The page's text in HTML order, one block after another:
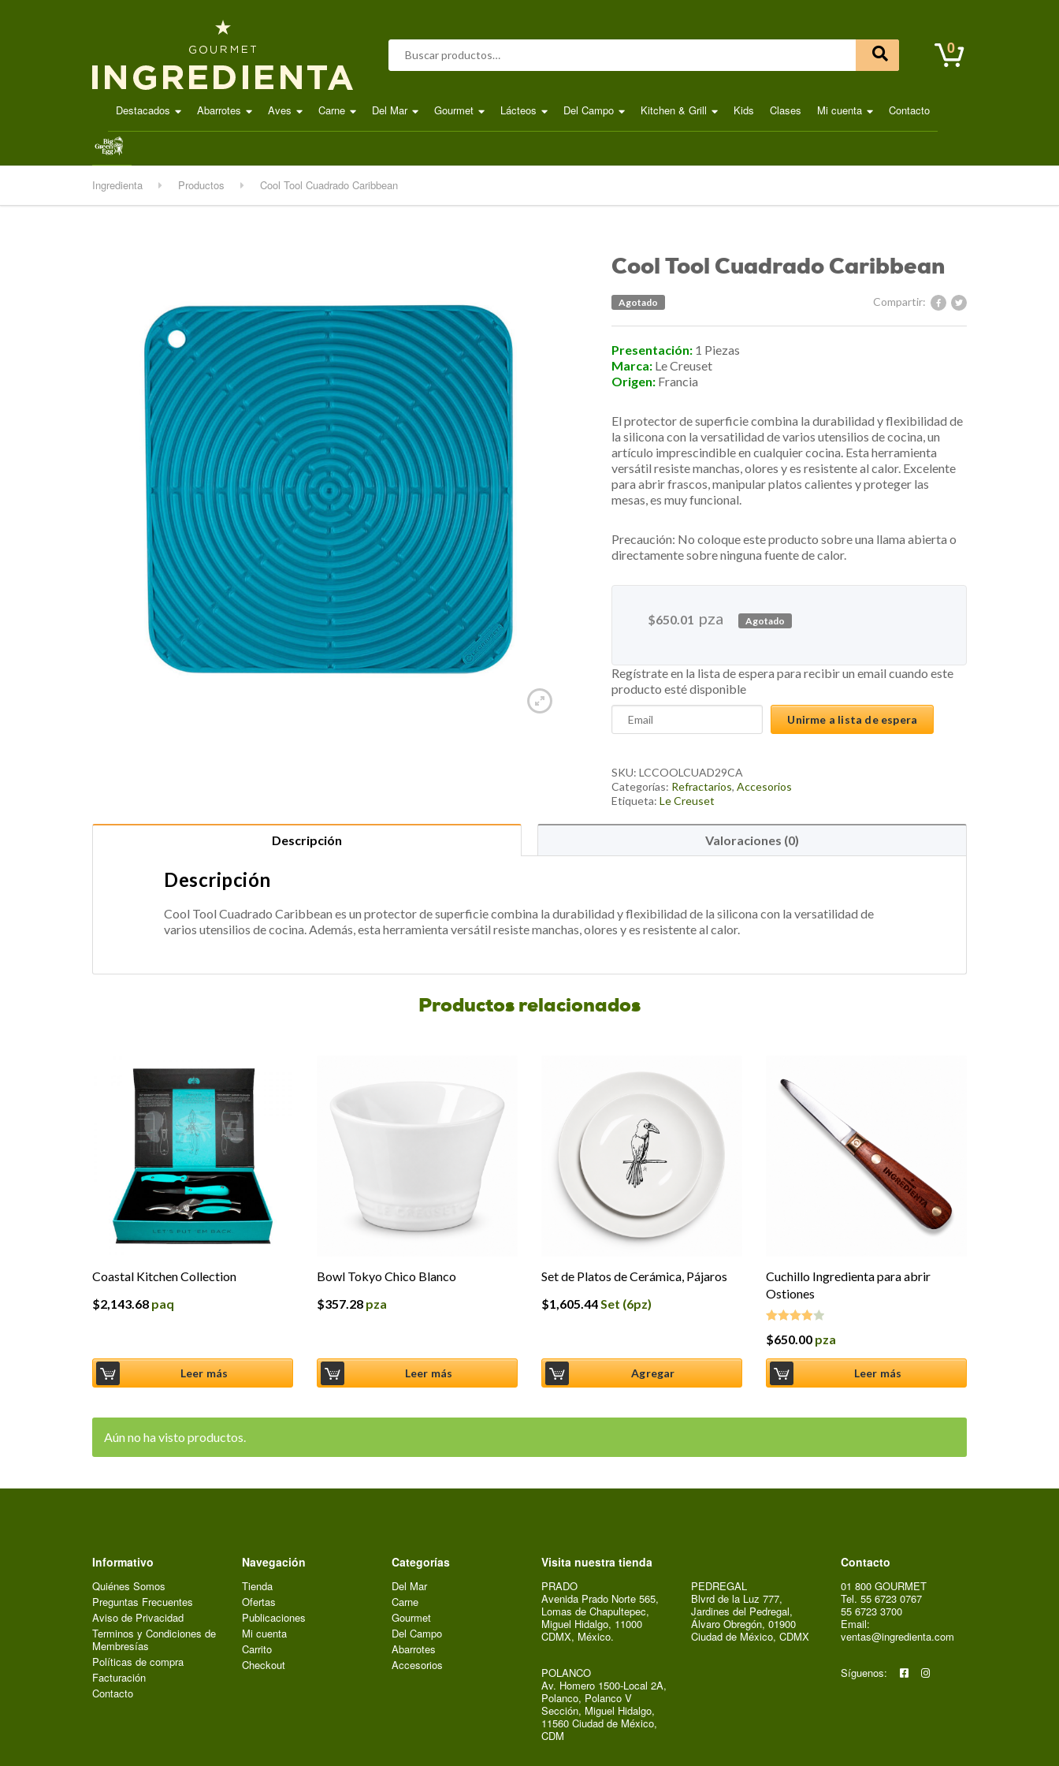
Buscar por: 0
Destacados Abarrotes Aves Carne Del Mar Gourmet Lácteos Del Campo Kitchen & Grill Kids Clases Mi cuenta Contacto
.
Ingredienta Productos Cool Tool Cuadrado Caribbean
Cool Tool Cuadrado Caribbean
Compartir:
Agotado
Presentación: 1 Piezas
Marca: Le Creuset
Origen: Francia
El protector de superficie combina la durabilidad y flexibilidad de
la silicona con la versatilidad de varios utensilios de cocina, un
artículo imprescindible en cualquier cocina. Esta herramienta
versátil resiste manchas, olores y es resistente al calor. Excelente
para abrir frascos, manipular platos calientes y proteger las
mesas, es muy funcional.
Precaución: No coloque este producto sobre una llama abierta o
directamente sobre ninguna fuente de calor.
$650.01 pza Agotado
Regístrate en la lista de espera para recibir un email cuando este
producto esté disponible
Enter
your
address
to
join
the
product
Unirme a lista de espera
SKU:LCCOOLCUAD29CA
Categorías: Refractarios,Accesorios
Etiqueta:Le Creuset
Descripción Valoraciones (0)
Descripción
Cool Tool Cuadrado Caribbean es un protector de superficie combina la durabilidad y flexibilidad de la silicona con la versatilidad de
varios utensilios de cocina. Además, esta herramienta versátil resiste manchas, olores y es resistente al calor.
Productos relacionados
Coastal Kitchen Collection
$2,143.68 paq
Leer más
Bowl Tokyo Chico Blanco
$357.28 pza
Leer más
Set de Platos de Cerámica, Pájaros
$1,605.44Set (6pz)
Agregar
Cuchillo Ingredienta para abrir
Ostiones
Valorado
$650.00 pza
Leer más
Aún no ha visto productos.
Informativo
Quiénes Somos
Preguntas Frecuentes
Aviso de Privacidad
Terminos y Condiciones de
Membresías
Políticas de compra
Facturación
Contacto
Navegación
Tienda
Ofertas
Publicaciones
Mi cuenta
Carrito
Checkout
Categorías
Del Mar
Carne
Gourmet
Del Campo
Abarrotes
Accesorios
Visita nuestra tienda
PRADO
Avenida Prado Norte 565,
Lomas de Chapultepec,
Miguel Hidalgo, 11000
CDMX, México.
POLANCO
Av. Homero 1500-Local 2A,
Polanco, Polanco V
Sección, Miguel Hidalgo,
11560 Ciudad de México,
CDM
PEDREGAL
Blvrd de la Luz 777,
Jardines del Pedregal,
Álvaro Obregón, 01900
Ciudad de México, CDMX
Contacto
01 800 GOURMET
Tel. 55 6723 0767
55 6723 3700
Email:
ventas@ingredienta.com
Síguenos: